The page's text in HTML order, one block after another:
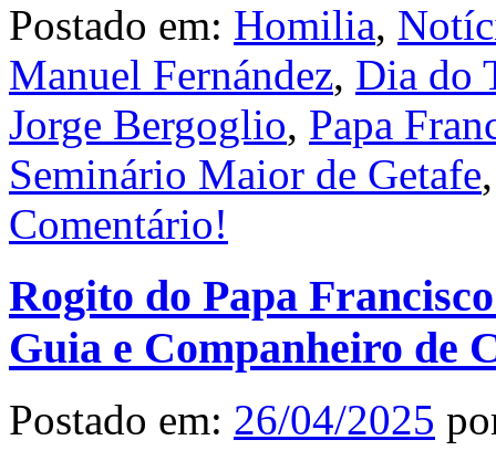
Postado em: Homilia,
Manuel Fernández, Dia do
Jorge Bergoglio, Papa
Seminário Maior de Getafe
Comentário!
Rogito do Papa
Guia e Companheiro de
Postado em: 26/04/2025